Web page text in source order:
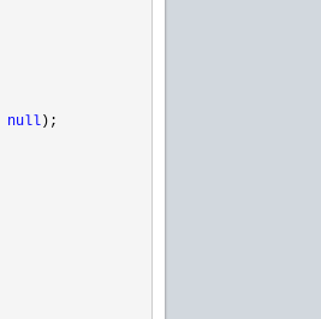
null );